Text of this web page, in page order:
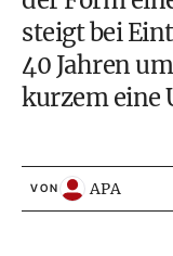
steigt bei
40 Jahren
kurzem eine
VON APA